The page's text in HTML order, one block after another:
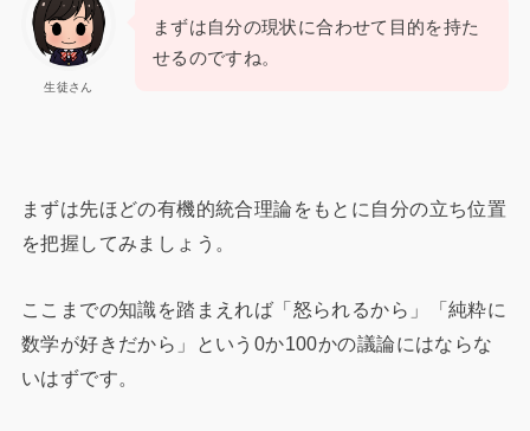
生徒さん
まずは自分の現状に合わせて目的を持た
せるのですね。
まずは先ほどの有機的統合理論をもとに自分の立ち位置
を把握してみましょう。
ここまでの知識を踏まえれば「怒られるから」「純粋に
数学が好きだから」という0か100かの議論にはならな
いはずです。